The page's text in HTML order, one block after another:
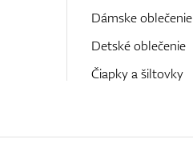
Dámske oblečenie
Detské oblečenie
Čiapky a šiltovky